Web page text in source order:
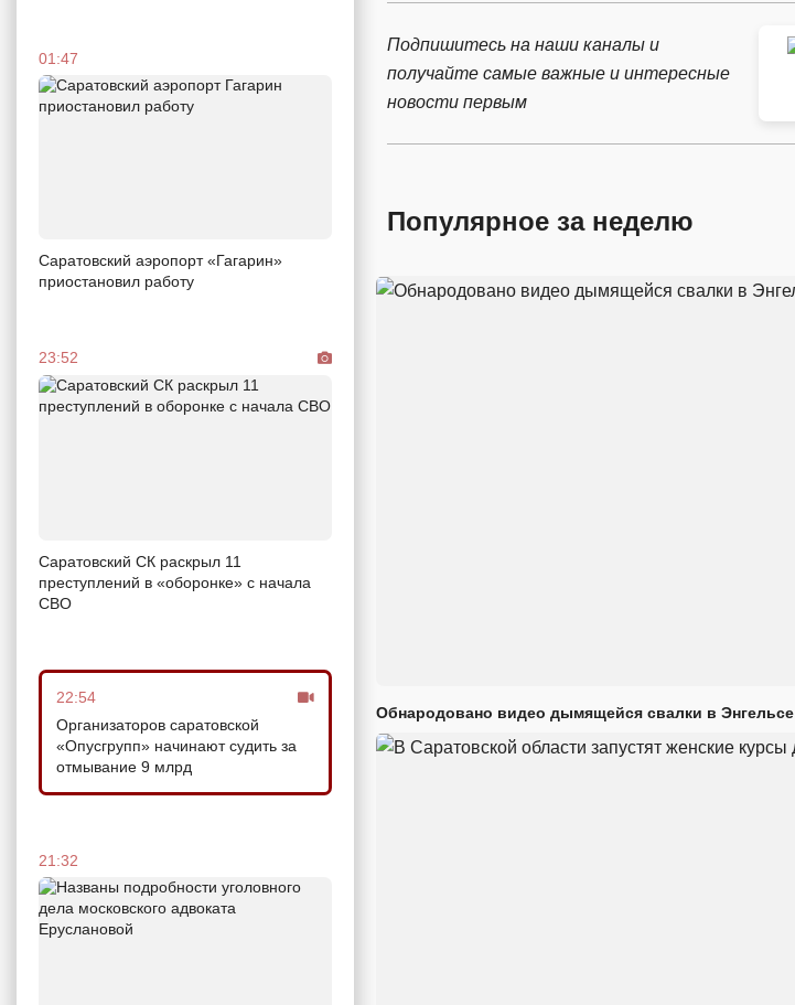
01:47
Саратовский аэропорт «Гагарин»
приостановил работу
23:52
Саратовский СК раскрыл 11
преступлений в «оборонке» с начала
СВО
22:54
Организаторов саратовской
«Опусгрупп» начинают судить за
отмывание 9 млрд
21:32
Подпишитесь на наши каналы и
получайте самые важные и интересные
новости первым
Популярное за неделю
Обнародовано видео дымящейся свалки в Энгельсе